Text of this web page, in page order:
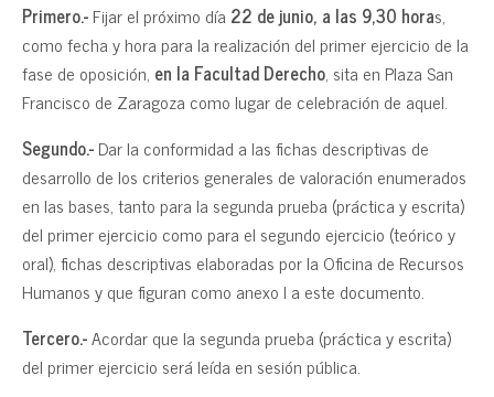
Primero.-Fijar el próximo día 22 de junio, a las 9,30 horas,
como fecha y hora para la realización del primer ejercicio de la
fase de oposición, en la Facultad Derecho, sita en Plaza San
Francisco de Zaragoza como lugar de celebración de aquel.
Segundo.-Dar la conformidad a las fichas descriptivas de
desarrollo de los criterios generales de valoración enumerados
en las bases, tanto para la segunda prueba (práctica y escrita)
del primer ejercicio como para el segundo ejercicio (teórico y
oral), fichas descriptivas elaboradas por la Oficina de Recursos
Humanos y que figuran como anexo I a este documento.
Tercero.-Acordar que la segunda prueba (práctica y escrita)
del primer ejercicio será leída en sesión pública.